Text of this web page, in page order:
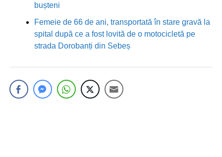
bușteni
Femeie de 66 de ani, transportată în stare gravă la
spital după ce a fost lovită de o motocicletă pe
strada Dorobanți din Sebeș